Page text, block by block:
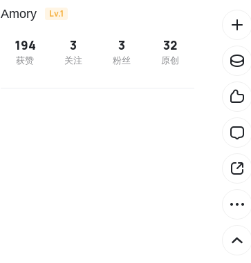
Amory Lv.1
194
获赞
3
关注
3
粉丝
32
原创